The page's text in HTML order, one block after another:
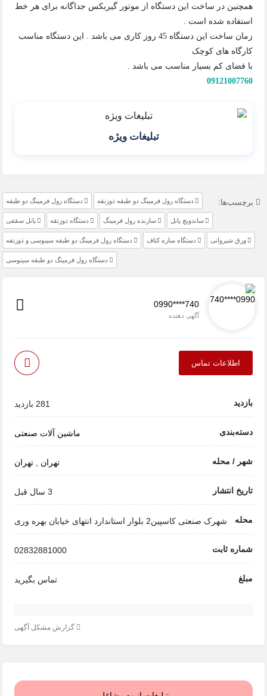
همچنین در ساخت این دستگاه از موتور گیربکس جداگانه برای هر خط
استفاده شده است .
زمان ساخت این دستگاه 45 روز کاری می باشد . این دستگاه مناسب
کارگاه های کوچک
با فضای کم بسیار مناسب می باشد .
09121007760
تبلیغات ویژه
برچسب‌ها: دستگاه رول فرمینگ دو طبقه ذوزنقه دستگاه رول فرمینگ دو طبقه
ساندویچ پانل سازنده رول فرمینگ دستگاه ذوزنقه پانل سقفی
ورق شیروانی دستگاه سازه کناف دستگاه رول فرمینگ دو طبقه سینوسی و ذوزنقه
دستگاه رول فرمینگ دو طبقه سینوسی
0990****740
آگهی دهنده
اطلاعات تماس
بازدید 281 بازدید
دسته‌بندی ماشین آلات صنعتی
شهر / محله تهران تهران
تاریخ انتشار 3 سال قبل
محله شهرک صنعتی کاسپین2 بلوار استاندارد انتهای خیابان بهره وری
شماره ثابت 02832881000
مبلغ تماس بگیرید
گزارش مشکل آگهی